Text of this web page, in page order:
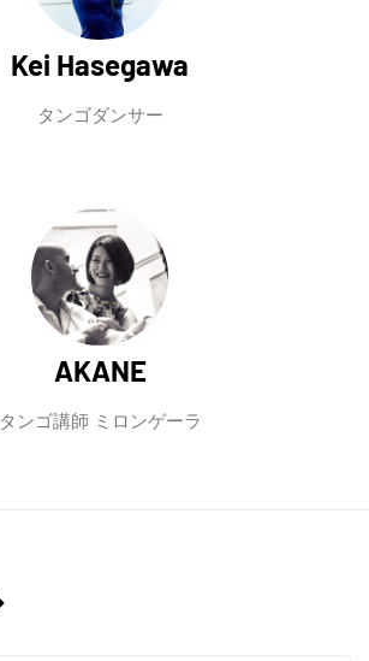
Kei Hasegawa
タンゴダンサー
AKANE
タンゴ講師 ミロンゲーラ